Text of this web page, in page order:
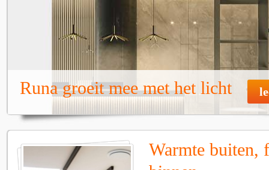
Runa groeit mee met het licht
Warmte buiten,